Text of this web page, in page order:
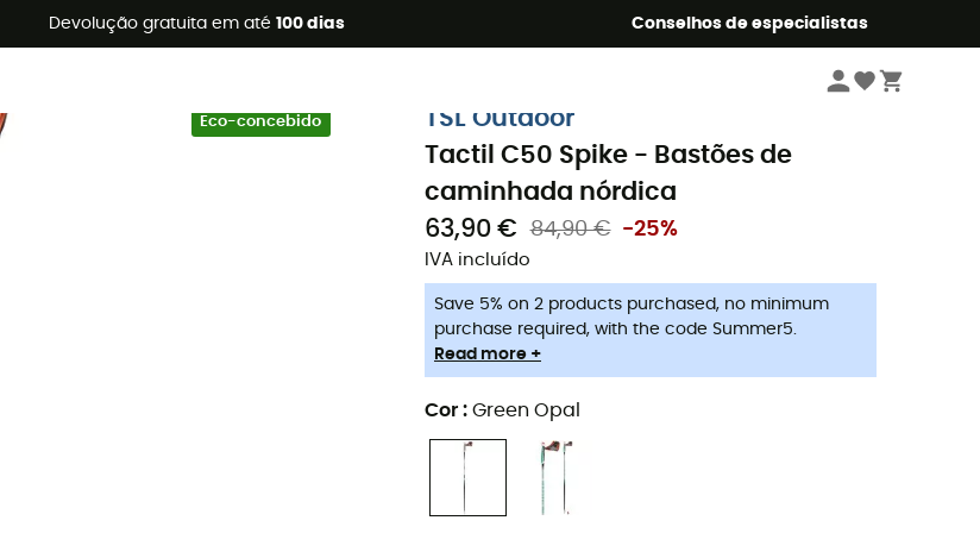
Devolução gratuita em até 100 dias Conselhos de especialistas
🔥 -5% EXTRA a partir de 2 produtos* com o código Summer5
Eco-concebido
TSL Outdoor
Tactil C50 Spike - Bastões de
caminhada nórdica
63,90 €
84,90 € -25%
IVA incluído
Save 5% on 2 products purchased, no minimum
purchase required, with the code Summer5.
Read more +
Cor : Green Opal